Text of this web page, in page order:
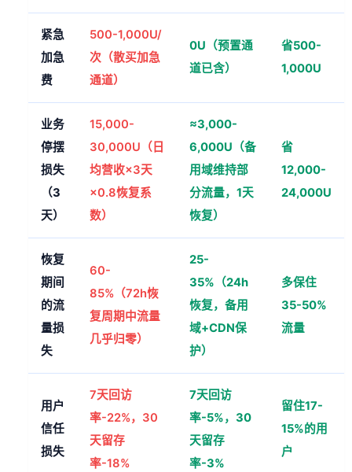
紧急
加急
费
500-1,000U/
次（散买加急
通道）
0U（预置通
道已含）
省500-
1,000U
业务
停摆
损失
（3
天）
15,000-
30,000U（日
均营收×3天
×0.8恢复系
数）
≈3,000-
6,000U（备
用域维持部
分流量，1天
恢复）
省
12,000-
24,000U
恢复
期间
的流
量损
失
60-
85%（72h恢
复周期中流量
几乎归零）
25-
35%（24h
恢复，备用
域+CDN保
护）
多保住
35-50%
流量
用户
信任
损失
7天回访
率-22%，30
天留存
率-18%
7天回访
率-5%，30
天留存
率-3%
留住17-
15%的用
户